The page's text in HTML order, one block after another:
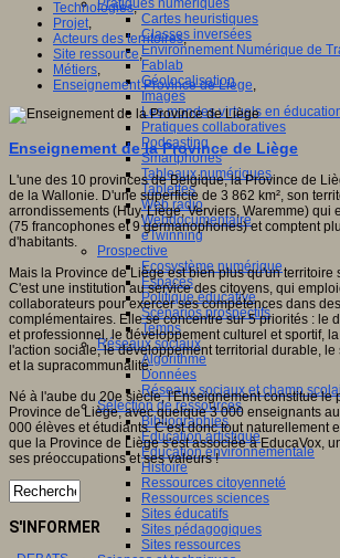
Pratiques numériques
Cartes heuristiques
Classes inversées
Environnement Numérique de
Fablab
Géolocalisation
Images
Les mondes virtuels en
Pratiques collaboratives
Podcasting
Smartphones
Tableaux numériques
Tablettes
Web radio
Webdocumentaire
eTwinning
Prospective
Ecosystème numérique
Espaces
Politique éducative
Scénarios prospectifs
Temps
Réseaux sociaux
Algorithme
Données
Réseaux sociaux et champ
Sélection de ressources
Bibliographies
Education artistique
Education environnementale
Histoire
Ressources citoyenneté
Ressources sciences
Sites éducatifs
Sites pédagogiques
Sites ressources
Technologies,
Projet,
Acteurs des territoires,
Site ressource,
Métiers,
Enseignement Province de Liège,
Enseignement de la Province de Liège
L'une des 10 provinces de Belgique, la Province de
de la Wallonie. D'une superficie de 3 862 km², son
arrondissements (Huy, Liège, Verviers, Waremme) qui
(75 francophones et 9 germanophones) et comptent
d'habitants.
Mais la Province de Liège est bien plus qu'un territoire
C'est une institution au service des citoyens, qui
collaborateurs pour exercer ses compétences dans
complémentaires. Elle se concentre sur 5 priorités : le
et professionnel, le développement culturel et sportif,
l'action sociale, le développement territorial durable,
et la supracommunalité.
Né à l'aube du 20e siècle, l'Enseignement constitue le
Province de Liège, avec quelque 3 000 enseignants
000 élèves et étudiants. C'est donc tout naturellement
que la Province de Liège s'est associée à EducaVox,
ses préoccupations et ses valeurs !
S'INFORMER